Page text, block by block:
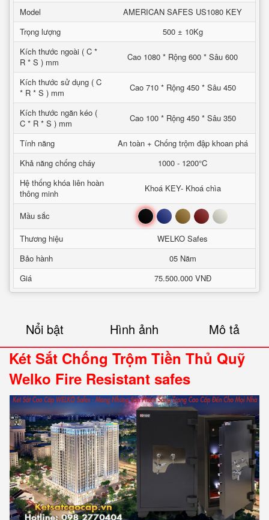
Model
AMERICAN SAFES US1080 KEY
Trọng lượng
500 ± 10Kg
Kích thước ngoài ( C *
R * S ) mm
Cao 1080 * Rộng 600 * Sâu 600
Kích thước sử dụng ( C
* R * S ) mm
Cao 710 * Rộng 450 * Sâu 450
Kích thước ngăn kéo (
C * R * S ) mm
Cao 100 * Rộng 450 * Sâu 350
Tính năng
An toàn + Chống trộm đập khoan phá
Khả năng chống cháy
1000 - 1200°C
Hệ thống khóa liên hoàn
thông minh
Khoá KEY- Khoá chìa
Mầu sắc Đen Xanh Nâu Đỏ Trắng
Thương hiệu
WELKO Safes
Bảo hành
05 Năm
Giá
75.500.000 VNĐ
Nổi bật Hình ảnh Mô tả
Két Sắt Chống Trộm Tiền Thủ Quỹ
Welko Fire Resistant safes